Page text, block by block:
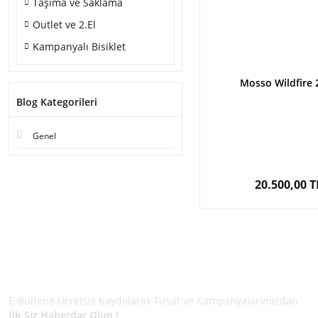
Outlet ve 2.El
Kampanyalı Bisiklet
Blog Kategorileri
Genel
Mosso Wildfire
20.500,00
E-Bültene Ücretsiz Kaydolarak Fırsat ve Kampanyalarımızdan
İlk Siz Haberdar Olun !